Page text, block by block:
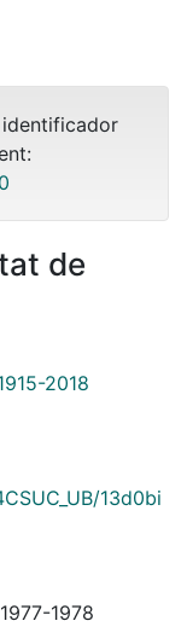
de
2018
13d0bi
1978